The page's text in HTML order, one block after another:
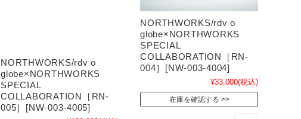
NORTHWORKS/rdv o
globe×NORTHWORKS
SPECIAL
COLLABORATION［RN-
005］[NW-003-4005]
NORTHWORKS/rdv o
globe×NORTHWORKS
SPECIAL
COLLABORATION［RN-
004］[NW-003-4004]
¥33,000(税込)
在庫を確認する